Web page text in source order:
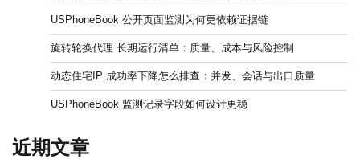
USPhoneBook 公开页面监测为何更依赖证据链
旋转轮换代理 长期运行清单：质量、成本与风险控制
动态住宅IP 成功率下降怎么排查：并发、会话与出口质量
USPhoneBook 监测记录字段如何设计更稳
近期文章